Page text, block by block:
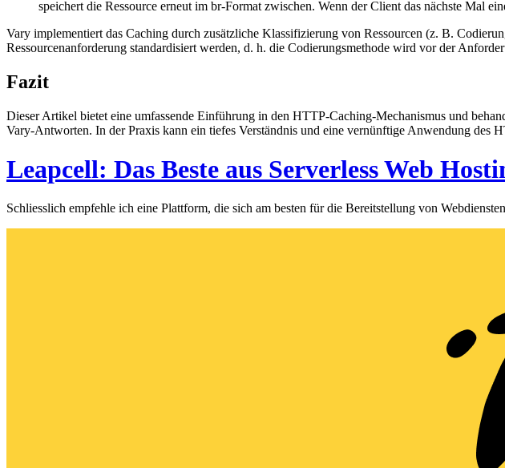
speichert die Ressource erneut im br-Format zwischen. Wenn der Client das nächste Mal
Vary implementiert das Caching durch zusätzliche Klassifizierung von Ressourcen (z. B.
Ressourcenanforderung standardisiert werden, d. h. die Codierungsmethode wird vor der
Fazit
Dieser Artikel bietet eine umfassende Einführung in den HTTP-Caching-Mechanismus und
Vary-Antworten. In der Praxis kann ein tiefes Verständnis und eine vernünftige Anwendung des
Leapcell: Das Beste aus Serverless Web
Schliesslich empfehle ich eine Plattform, die sich am besten für die Bereitstellung von